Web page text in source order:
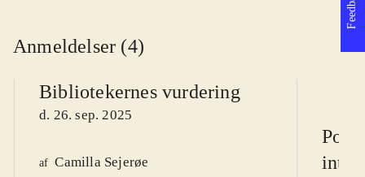
Anmeldelser (4)
Bibliotekernes vurdering
d. 26. sep. 2025
af Camilla Sejerøe